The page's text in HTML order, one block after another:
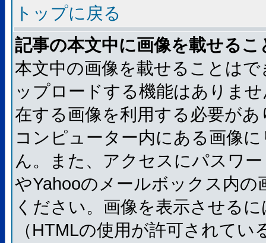
トップに戻る
記事の本文中に画像を載せる
本文中の画像を載せることは
ップロードする機能はありま
在する画像を利用する必要が
コンピューター内にある画像
ん。また、アクセスにパスワ
やYahooのメールボックス内
ください。画像を表示させる
（HTMLの使用が許可されて